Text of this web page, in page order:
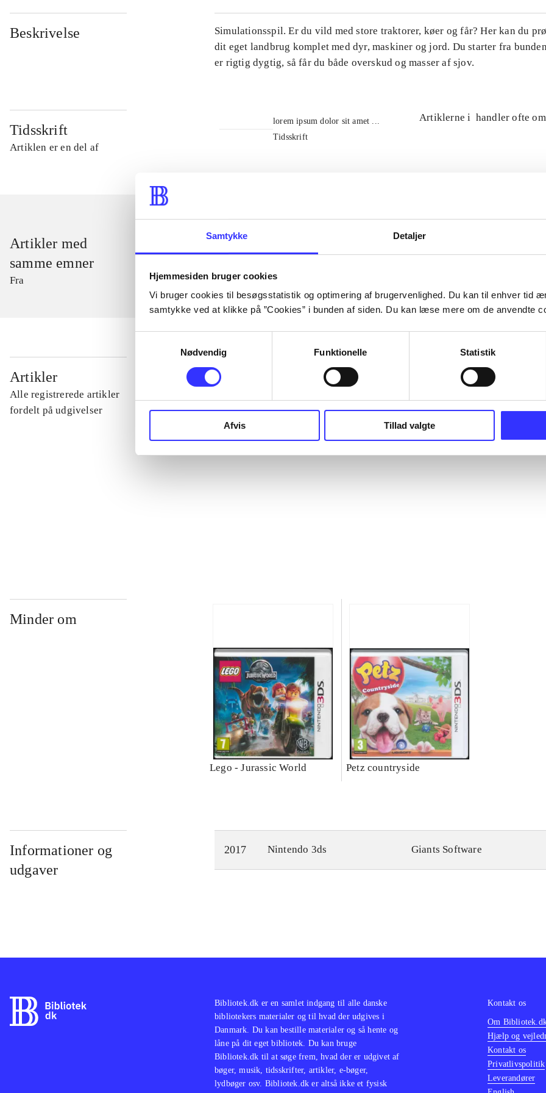
Samtykke Detaljer
Hjemmesiden bruger cookies
Vi bruger cookies til besøgsstatistik og optimering af brugervenlighed. Du kan til enhver tid
samtykke ved at klikke på ”Cookies” i bunden af siden. Du kan læse mere om de anvendte
Nødvendig
Funktionelle Statistik
Afvis Tillad valgte
Beskrivelse
Simulationsspil. Er du vild med store traktorer, køer og får? Her kan du
dit eget landbrug komplet med dyr, maskiner og jord. Du starter fra
er rigtig dygtig, så får du både overskud og masser af sjov.
Tidsskrift
Artiklen er en del af
lorem ipsum dolor sit amet ...
Tidsskrift
Artiklerne i handler ofte om
Artikler med
samme emner
Fra
Artikler
Alle registrerede artikler
fordelt på udgivelser
...
...
Minder om
Lego - Jurassic World Petz countryside
Informationer og
udgaver
2017 Nintendo 3ds Giants Software
Bibliotek.dk er en samlet indgang til alle danske
bibliotekers materialer og til hvad der udgives i
Danmark. Du kan bestille materialer og så hente og
låne på dit eget bibliotek. Du kan bruge
Bibliotek.dk til at søge frem, hvad der er udgivet af
bøger, musik, tidsskrifter, artikler, e-bøger,
lydbøger osv. Bibliotek.dk er altså ikke et fysisk
Kontakt os
Om
Hjælp og
Kontakt os
Privatlivspolitik
Leverandører